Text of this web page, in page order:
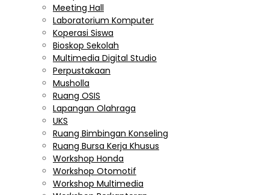
Meeting Hall
Laboratorium Komputer
Koperasi Siswa
Bioskop Sekolah
Multimedia Digital Studio
Perpustakaan
Musholla
Ruang OSIS
Lapangan Olahraga
UKS
Ruang Bimbingan Konseling
Ruang Bursa Kerja Khusus
Workshop Honda
Workshop Otomotif
Workshop Multimedia